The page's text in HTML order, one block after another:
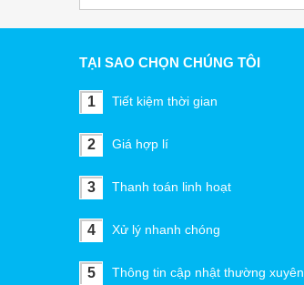
TẠI SAO CHỌN CHÚNG TÔI
1 Tiết kiệm thời gian
2 Giá hợp lí
3 Thanh toán linh hoạt
4 Xử lý nhanh chóng
5 Thông tin cập nhật thường xuyên